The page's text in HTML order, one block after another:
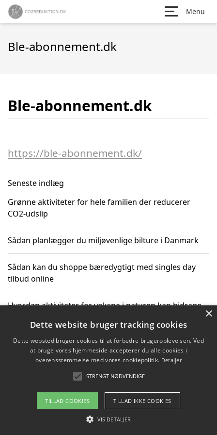
Menu
Ble-abonnement.dk
Ble-abonnement.dk
https://ble-abonnement.dk/
Seneste indlæg
Grønne aktiviteter for hele familien der reducerer
CO2-udslip
Sådan planlægger du miljøvenlige bilture i Danmark
Sådan kan du shoppe bæredygtigt med singles day
tilbud online
Hvordan aktiviteter for voksne i naturen kan bidrage
Sådan planlægger du dine vigtige datoer for CO2-
reduktion
Copyright 2026 - Pilanto Aps
Om / kontakt
×
Dette website bruger tracking cookies
Dette websted bruger cookies til at forbedre brugeroplevelsen. Ved
at bruge vores hjemmeside accepterer du alle cookies i
overensstemmelse med vores cookiepolitik. Detaljer
STRENGT NØDVENDIGE
TILLAD COOKIES TILLAD IKKE COOKIES
VIS DETALJER